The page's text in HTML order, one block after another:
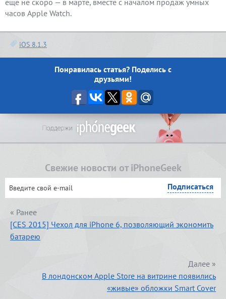
еще не скоро — в марте, вместе с началом продаж умных
часов Apple Watch.
iOS 8.1.3
Понравилась статья? Поделись с
друзьями!
Свежие новости от iPhoneGeek
« Ранее
[CES 2015] Чехол для iPhone 6, позволяющий экономить
батарею
Далее »
В лондонском Apple Store на витрине появились
«живые» обложки Smart Cover